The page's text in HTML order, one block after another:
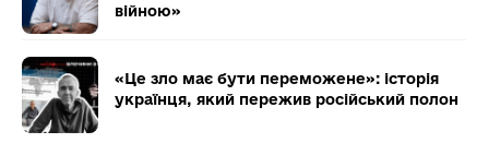
війною»
«Це зло має бути переможене»: історія
українця, який пережив російський полон